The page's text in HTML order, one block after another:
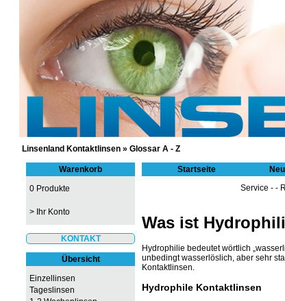
GÜNSTIGE KONTAKTLINSEN
Linsenland Kontaktlinsen » Glossar A - Z
Warenkorb
0 Produkte
> Ihr Konto
KONTAKT
Übersicht
Einzellinsen
Tageslinsen
Startseite
Service - -
Was ist
Hydrophilie bedeutet wörtlich
unbedingt wasserlöslich, aber sehr
Kontaktlinsen.
Hydrophile Kontaktlinsen